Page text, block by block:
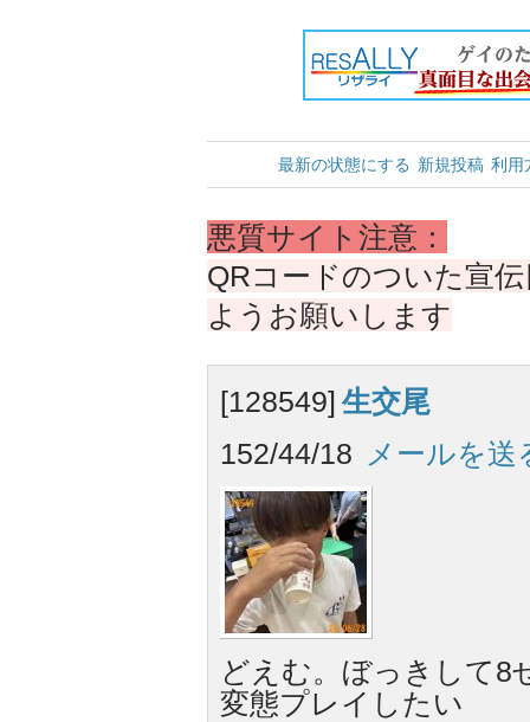
最新の状態にする 新規投稿 利用
悪質サイト注意：
QRコードのついた宣
ようお願いします
[128549] 生交尾
152/44/18
メールを送
どえむ。ぼっきして8
変態プレイしたい